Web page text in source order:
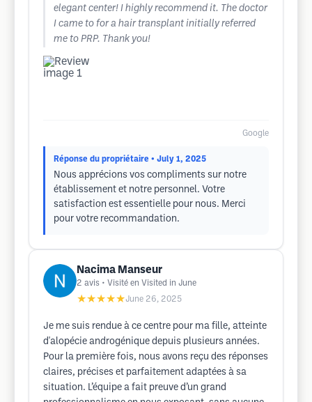
elegant center! I highly recommend it. The doctor
I came to for a hair transplant initially referred
me to PRP. Thank you!
Google
Réponse du propriétaire • July 1, 2025
Nous apprécions vos compliments sur notre
établissement et notre personnel. Votre
satisfaction est essentielle pour nous. Merci
pour votre recommandation.
Nacima Manseur
2 avis • Visité en Visited in June
★★★★★June 26, 2025
Je me suis rendue à ce centre pour ma fille, atteinte
d'alopécie androgénique depuis plusieurs années.
Pour la première fois, nous avons reçu des réponses
claires, précises et parfaitement adaptées à sa
situation. L’équipe a fait preuve d’un grand